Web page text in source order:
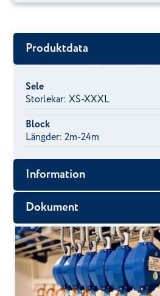
Produktdata
Sele
Storlekar: XS-XXXL
Block
Längder: 2m-24m
Information
Dokument